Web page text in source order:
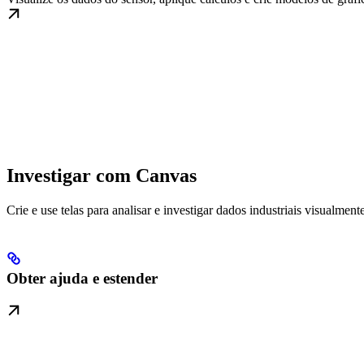
Investigar com Canvas
Crie e use telas para analisar e investigar dados industriais
Obter ajuda e estender